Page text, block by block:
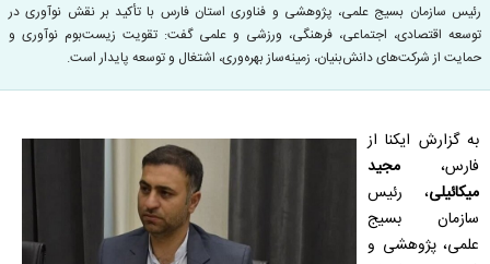
رئیس سازمان بسیج علمی، پژوهشی و فناوری استان فارس با تأکید بر نقش نوآوری در
توسعه اقتصادی، اجتماعی، فرهنگی، ورزشی و علمی گفت: تقویت زیست‌بوم نوآوری و
حمایت از شرکت‌های دانش‌بنیان، زمینه‌ساز بهره‌وری، اشتغال و توسعه پایدار است.
به گزارش ایکنا از
فارس، مجید
میکائیلی، رئیس
سازمان بسیج
علمی، پژوهشی و